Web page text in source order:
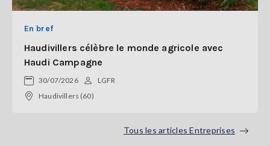
En bref
Haudivillers célèbre le monde agricole avec
Haudi Campagne
30/07/2026
LGFR
Haudivillers (60)
Tous les articles Entreprises